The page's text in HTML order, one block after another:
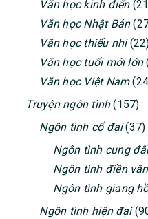
Văn học kinh điển
Văn học Nhật Bản
Văn học thiếu nhi
Văn học tuổi mới lớn
Văn học Việt Nam
Truyện ngôn tình(157)
Ngôn tình cổ đại(37)
Ngôn tình cung
Ngôn tình điền văn
Ngôn tình giang
Ngôn tình hiện đại